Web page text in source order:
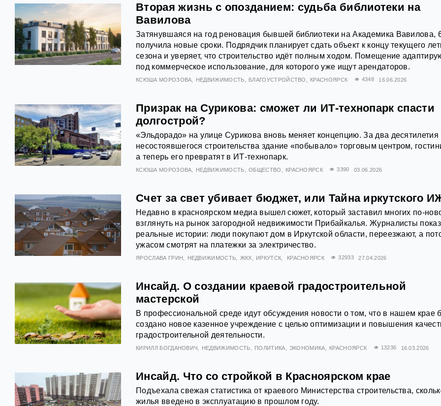
Вторая жизнь с опозданием: судьба библиотеки на
Вавилова
Затянувшаяся на год реновация бывшей библиотеки на Академика Вавилова,
получила новые сроки. Подрядчик планирует сдать объект к концу текущего
сезона и уверяет, что строительство идёт полным ходом. Помещение
под коммерческое использование, для которого уже ищут арендаторов.
КСЮША МОРОЗОВА НЕДВИЖИМОСТЬ БЛАГОУСТРОЙСТВО КРАСНОЯРСК 4348 16.06.2026
Призрак на Сурикова: сможет ли ИТ‑технопарк спасти
долгострой?
«Эльдорадо» на улице Сурикова вновь меняет концепцию. За два десятилетия
несостоявшегося строительства здание «побывало» торговым центром,
а теперь его превратят в ИТ-технопарк.
КСЮША МОРОЗОВА НЕДВИЖИМОСТЬ ОБЩЕСТВО КРАСНОЯРСК 3390 03.06.2026
Счет за свет убивает бюджет, или Тайна иркутского
Недавно в красноярском медиа вышел сюжет, который заставил многих по-
взглянуть на рынок загородной недвижимости Прибайкалья. Журналисты
реальные истории: люди покупают дом в Иркутской области, переезжают, а
ужасом смотрят на платежки за электричество.
ЯРОСЛАВА ГРИН НЕДВИЖИМОСТЬ ЖКХ ИРКУТСК КРАСНОЯРСК 32933 27.04.2026
Инсайд. О создании краевой градостроительной
мастерской
В профессиональной среде идут обсуждения новости о том, что в нашем крае
создано новое казенное учреждение с целью оптимизации и повышения
градостроительной деятельности.
КИРИЛЛ БОГДАНОВИЧ НЕДВИЖИМОСТЬ ПОЛИТИКА ЭКОНОМИКА КРАСНОЯРСК 13236 16.03.2026
Инсайд. Что со стройкой в Красноярском крае
Подъехала свежая статистика от краевого Министерства строительства,
жилья введено в эксплуатацию в прошлом году.